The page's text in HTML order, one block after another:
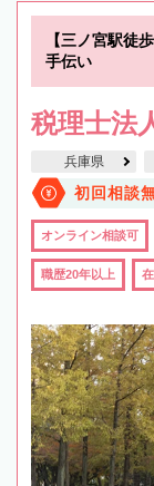
【三ノ宮駅徒
手伝い
税理士法
兵庫県
初回相談
オンライン相談可
職歴20年以上